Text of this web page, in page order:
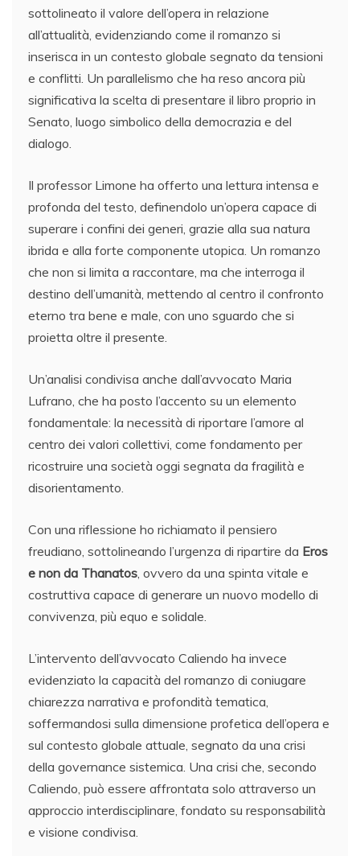
sottolineato il valore dell’opera in relazione
all’attualità, evidenziando come il romanzo si
inserisca in un contesto globale segnato da tensioni
e conflitti. Un parallelismo che ha reso ancora più
significativa la scelta di presentare il libro proprio in
Senato, luogo simbolico della democrazia e del
dialogo.
Il professor Limone ha offerto una lettura intensa e
profonda del testo, definendolo un’opera capace di
superare i confini dei generi, grazie alla sua natura
ibrida e alla forte componente utopica. Un romanzo
che non si limita a raccontare, ma che interroga il
destino dell’umanità, mettendo al centro il confronto
eterno tra bene e male, con uno sguardo che si
proietta oltre il presente.
Un’analisi condivisa anche dall’avvocato Maria
Lufrano, che ha posto l’accento su un elemento
fondamentale: la necessità di riportare l’amore al
centro dei valori collettivi, come fondamento per
ricostruire una società oggi segnata da fragilità e
disorientamento.
Con una riflessione ho richiamato il pensiero
freudiano, sottolineando l’urgenza di ripartire da Eros
e non da Thanatos, ovvero da una spinta vitale e
costruttiva capace di generare un nuovo modello di
convivenza, più equo e solidale.
L’intervento dell’avvocato Caliendo ha invece
evidenziato la capacità del romanzo di coniugare
chiarezza narrativa e profondità tematica,
soffermandosi sulla dimensione profetica dell’opera e
sul contesto globale attuale, segnato da una crisi
della governance sistemica. Una crisi che, secondo
Caliendo, può essere affrontata solo attraverso un
approccio interdisciplinare, fondato su responsabilità
e visione condivisa.